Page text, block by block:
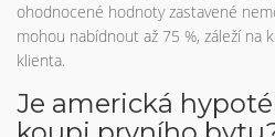
ohodnocené hodnoty zastavené
mohou nabídnout až 75 %, záleží
klienta.
Je americká